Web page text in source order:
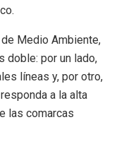
Medio Ambiente,
doble: por un lado,
líneas y, por otro,
a la alta
las comarcas